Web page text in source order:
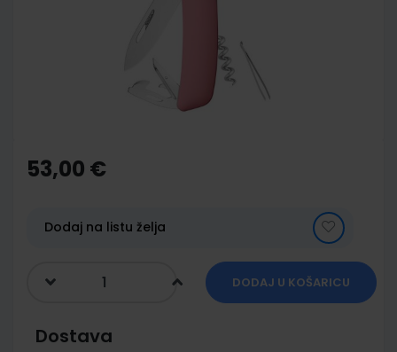
the
beginning
gallery
53,00 €
Dodaj na listu želja
DODAJ U KOŠARICU
Dostava